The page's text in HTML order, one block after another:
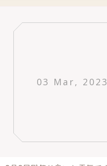
03 Mar, 2023